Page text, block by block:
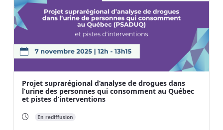
Projet suprarégional d’analyse de drogues dans
l’urine des personnes qui consomment au Québec
et pistes d’interventions
En rediffusion